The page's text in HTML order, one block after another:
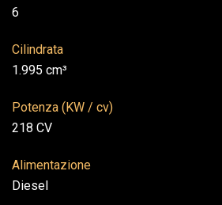
6
Cilindrata
1.995 cm³
Potenza (KW / cv)
218 CV
Alimentazione
Diesel